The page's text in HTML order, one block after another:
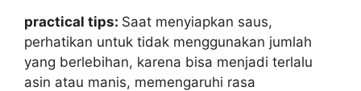
practical tips: Saat menyiapkan saus,
perhatikan untuk tidak menggunakan jumlah
yang berlebihan, karena bisa menjadi terlalu
asin atau manis, memengaruhi rasa